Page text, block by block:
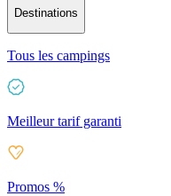
Destinations
Tous les campings
Meilleur tarif garanti
Promos %